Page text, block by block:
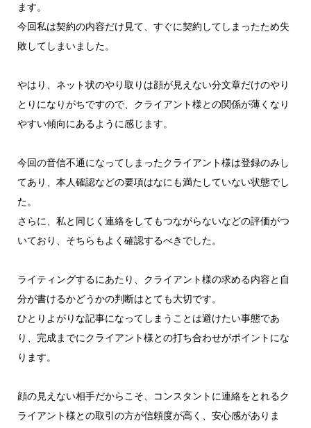
ます。
今回私は契約の内容だけ見て、すぐに契約してしまったため失
敗してしまいました。
やはり、ネット状のやり取りは顔が見えない分文章だけのやり
とりになりがちですので、クライアント様との関係が薄くなり
やすい傾向にあるように感じます。
今回の音信不通になってしまったクライアント様は登録のみし
てあり、本人確認などの要項はなにも満たしていない状態でし
た。
さらに、私と同じく連絡をしてもつながらないなどの評価がつ
いており、そちらもよく確認するべきでした。
ライティングするにあたり、クライアント様の求める内容と自
分が書けるかどうかの判断はとても大切です。
ひとりよがりな記事になってしまうことは避けたい事態であ
り、完成までにクライアント様との打ち合わせがポイントにな
ります。
顔の見えない相手だからこそ、コンスタントに連絡をとれるク
ライアント様との取引の方が信頼度が高く、安心感がありま